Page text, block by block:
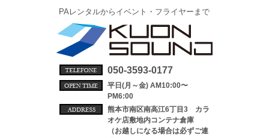
PAレンタルからイベント・フライヤーまで
050-3593-0177
平日(月～金) AM10:00〜
PM6:00
熊本市南区南高江6丁目3 カラ
オケ店敷地内コンテナ倉庫
（お越しになる場合は必ずご連